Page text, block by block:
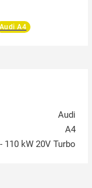
Audi A4
Audi
A4
110 kW 20V Turbo